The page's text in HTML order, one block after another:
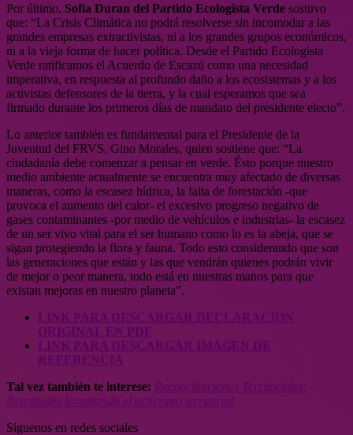
Por último, Sofía Duran del Partido Ecologista Verde sostuvo
que: “La Crisis Climática no podrá resolverse sin incomodar a las
grandes empresas extractivistas, ni a los grandes grupos económicos,
ni a la vieja forma de hacer política. Desde el Partido Ecologista
Verde ratificamos el Acuerdo de Escazú como una necesidad
imperativa, en respuesta al profundo daño a los ecosistemas y a los
activistas defensores de la tierra, y la cual esperamos que sea
firmado durante los primeros días de mandato del presidente electo”.
Lo anterior también es fundamental para el Presidente de la
Juventud del FRVS, Gino Morales, quien sostiene que: “La
ciudadanía debe comenzar a pensar en verde. Ésto porque nuestro
medio ambiente actualmente se encuentra muy afectado de diversas
maneras, como la escasez hídrica, la falta de forestación -que
provoca el aumento del calor- el excesivo progreso negativo de
gases contaminantes -por medio de vehículos e industrias- la escasez
de un ser vivo vital para el ser humano como lo es la abeja, que se
sigan protegiendo la flora y fauna. Todo esto considerando que son
las generaciones que están y las que vendrán quienes podrán vivir
de mejor o peor manera, todo está en nuestras manos para que
existan mejoras en nuestro planeta”.
LINK PARA DESCARGAR DECLARACIÓN
ORIGINAL EN PDF
LINK PARA DESCARGAR IMÁGEN DE
REFERENCIA
Tal vez también te interese: Reconciliaciones Territoriales:
Juventudes levantando el activismo territorial
Síguenos en redes sociales